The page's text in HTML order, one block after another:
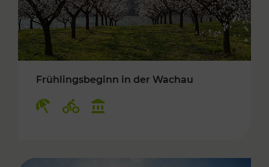
Frühlingsbeginn in der Wachau